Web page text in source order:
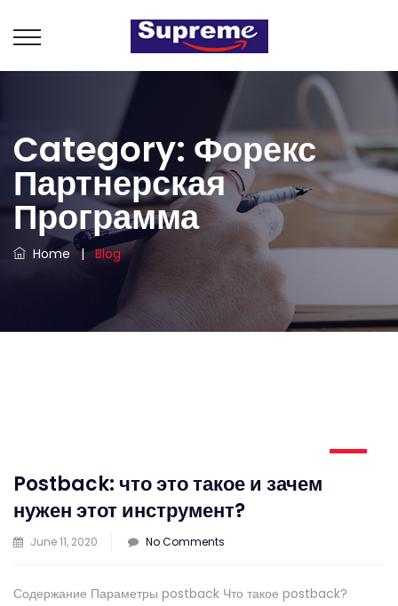
Category: Форекс
Партнерская
Программа
Home | Blog
Postback: что это такое и зачем
нужен этот инструмент?
June 11, 2020 No Comments
Содержание Параметры postback Что такое postback?